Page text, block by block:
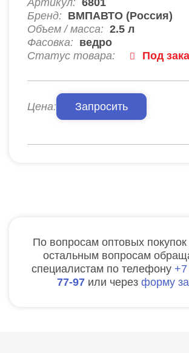
Бренд: ВМПАВТО (Россия)
Объем / масса: 2.5 л
Фасовка: ведро
Статус товара:
Под
Цена: Запросить
По вопросам оптовых
остальным вопросам
специалистам по телефону
7
77-97 или через форму